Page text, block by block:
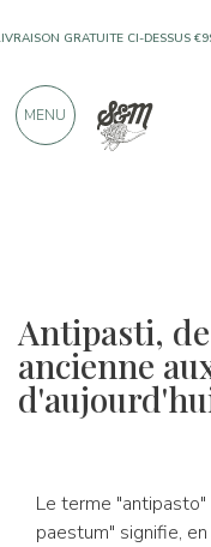
Antipasti,
ancienne
Le terme
paestum" signifie,
FABRICANTS
MENU